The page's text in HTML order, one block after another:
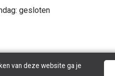
gesloten
van deze website ga je